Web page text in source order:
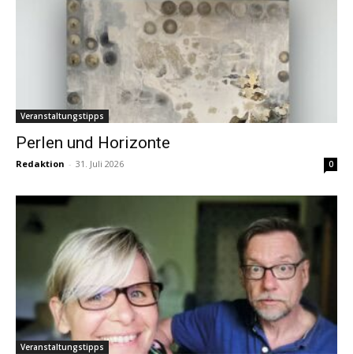
Veranstaltungstipps
Perlen und Horizonte
Redaktion - 31. Juli 2026 0
Veranstaltungstipps